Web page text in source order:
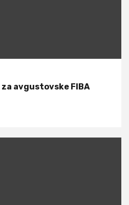
avgustovske FIBA